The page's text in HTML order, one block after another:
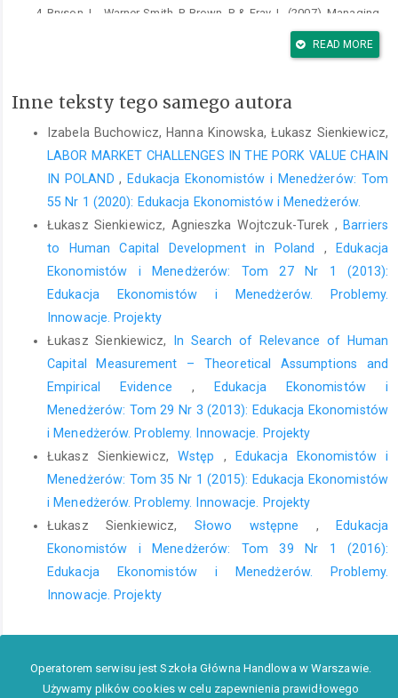
Bryson, L., Warner-Smith, P, Brown, P, & Fray, L. (2007). Managing
the work-life roller-coaster: Privatestressor public healthissue?
a osobistym. Przewodnik dla specjalistów do spraw
Darcy, C., McCarthy, A., Hill, J., & Grady, G. (2012). Work-life
balance: One size-fits-all? An exploratory analysis of the
differential effects of career stage. European Management
Journal, 30 (2), 111–120.
Głogosz, D. (2008). Rezultaty programów praca‐życie w krajach
UE – korzyści dla pracowników i ich rodzin. In: C. Sadowska-
Wydawnictwo Wyższej Szkoły Ekonomicznej w Białymstoku.
Głogosz, D. (2011). Zatrudnienie przyjazne rodzinie –
(Ed.). Godzenie życia zawodowego i rodzinnego w Polsce.
Wydawnictwo Wyższej Szkoły Ekonomicznej w Białymstoku,
Białystok.
praca-życie i ich skutki w opinii pracodawców. In: S. Borkowska
(Ed.). Programy praca-życie. Z teorii i praktyki. Warszawa: IPiSS.
between work-family balance and quality of life. Journal of
Vocational Behaviour, 63, 510–531.
between work and family roles. Academy of Management
Practices for Reconciling Work and Family Life. Guide for
READ MORE
Inne teksty tego samego autora
Izabela Buchowicz, Hanna Kinowska, Łukasz Sienkiewicz,
LABOR MARKET CHALLENGES IN THE PORK VALUE CHAIN
IN POLAND, Edukacja Ekonomistów i Menedżerów: Tom
55 Nr 1 (2020): Edukacja Ekonomistów i Menedżerów.
Łukasz Sienkiewicz, Agnieszka Wojtczuk-Turek , Barriers
to Human Capital Development in Poland ,
Edukacja
Ekonomistów i Menedżerów: Tom 27 Nr 1 (2013):
Edukacja Ekonomistów i Menedżerów. Problemy.
Innowacje. Projekty
Łukasz Sienkiewicz,
In Search of Relevance of Human
Capital Measurement – Theoretical Assumptions and
Empirical Evidence ,
Edukacja Ekonomistów i
Menedżerów: Tom 29 Nr 3 (2013): Edukacja Ekonomistów
i Menedżerów. Problemy. Innowacje. Projekty
Łukasz Sienkiewicz, Wstęp ,
Edukacja Ekonomistów i
Menedżerów: Tom 35 Nr 1 (2015): Edukacja Ekonomistów
i Menedżerów. Problemy. Innowacje. Projekty
Łukasz Sienkiewicz, Słowo wstępne ,
Edukacja
Ekonomistów i Menedżerów: Tom 39 Nr 1 (2016):
Edukacja Ekonomistów i Menedżerów. Problemy.
Innowacje. Projekty
Operatorem serwisu jest Szkoła Główna Handlowa w Warszawie.
Używamy plików cookies w celu zapewnienia prawidłowego